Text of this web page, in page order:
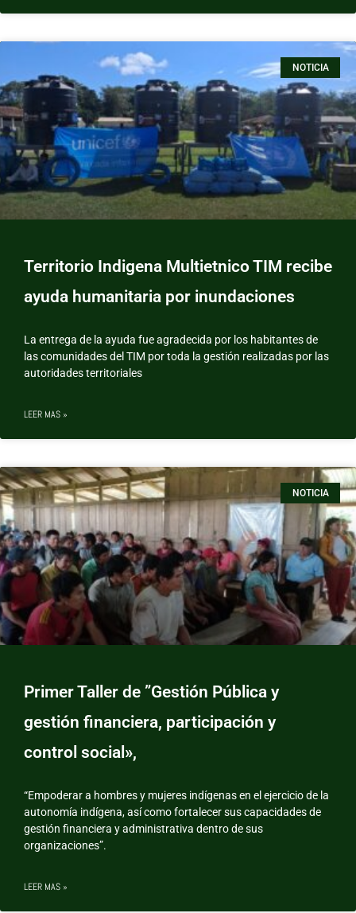
NOTICIA
Territorio Indigena Multietnico TIM recibe
ayuda humanitaria por inundaciones
La entrega de la ayuda fue agradecida por los habitantes de
las comunidades del TIM por toda la gestión realizadas por las
autoridades territoriales
LEER MAS »
NOTICIA
Primer Taller de ”Gestión Pública y
gestión financiera, participación y
control social»,
“Empoderar a hombres y mujeres indígenas en el ejercicio de la
autonomía indígena, así como fortalecer sus capacidades de
gestión financiera y administrativa dentro de sus
organizaciones”.
LEER MAS »